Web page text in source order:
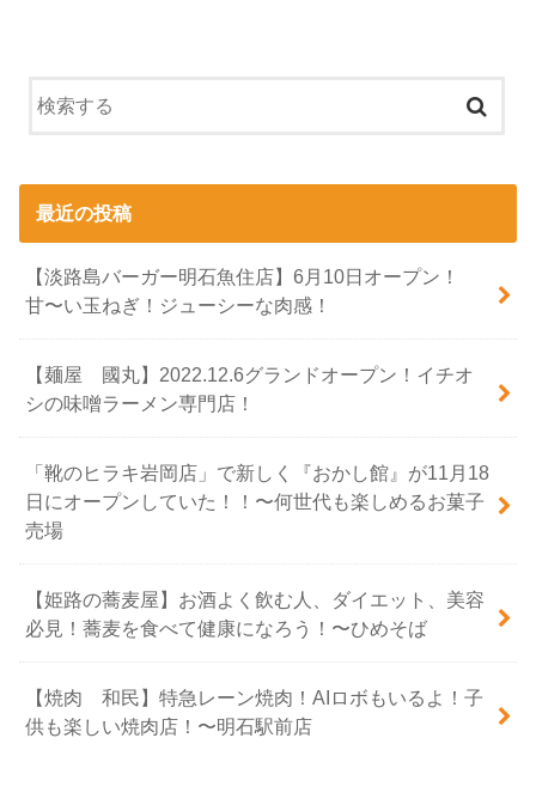
最近の投稿
【淡路島バーガー明石魚住店】6月10日オープン！
甘〜い玉ねぎ！ジューシーな肉感！
【麺屋 國丸】2022.12.6グランドオープン！イチオ
シの味噌ラーメン専門店！
「靴のヒラキ岩岡店」で新しく『おかし館』が11月18
日にオープンしていた！！〜何世代も楽しめるお菓子
売場
【姫路の蕎麦屋】お酒よく飲む人、ダイエット、美容
必見！蕎麦を食べて健康になろう！〜ひめそば
【焼肉 和民】特急レーン焼肉！AIロボもいるよ！子
供も楽しい焼肉店！〜明石駅前店